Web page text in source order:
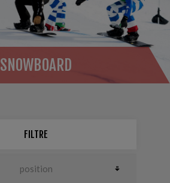
SNOWBOARD
FILTRE